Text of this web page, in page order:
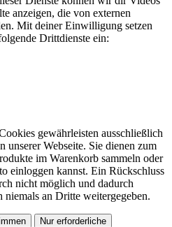
anzeigen, die von externen
Mit deiner Einwilligung setzen
Drittdienste ein:
gewährleisten ausschließlich
unserer Webseite. Sie dienen zum
im Warenkorb sammeln oder
einloggen kannst. Ein Rückschluss
nicht möglich und dadurch
niemals an Dritte weitergegeben.
Nur erforderliche